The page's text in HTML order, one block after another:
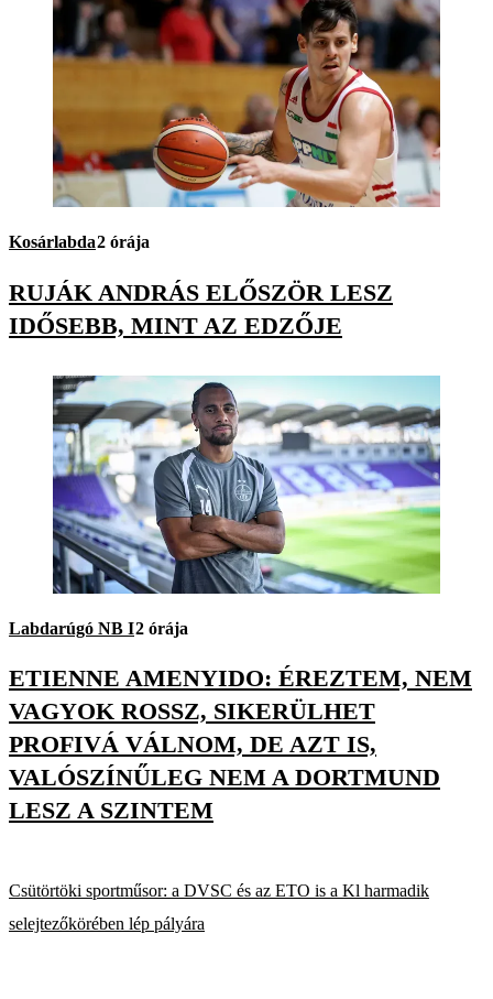
Kosárlabda2 órája
RUJÁK ANDRÁS ELŐSZÖR LESZ
IDŐSEBB, MINT AZ EDZŐJE
Labdarúgó NB I2 órája
ETIENNE AMENYIDO: ÉREZTEM, NEM
VAGYOK ROSSZ, SIKERÜLHET
PROFIVÁ VÁLNOM, DE AZT IS,
VALÓSZÍNŰLEG NEM A DORTMUND
LESZ A SZINTEM
Csütörtöki sportműsor: a DVSC és az ETO is a Kl harmadik
selejtezőkörében lép pályára